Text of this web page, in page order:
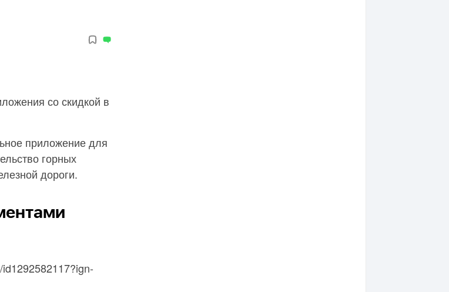
со скидкой в
приложение для
горных
дороги.